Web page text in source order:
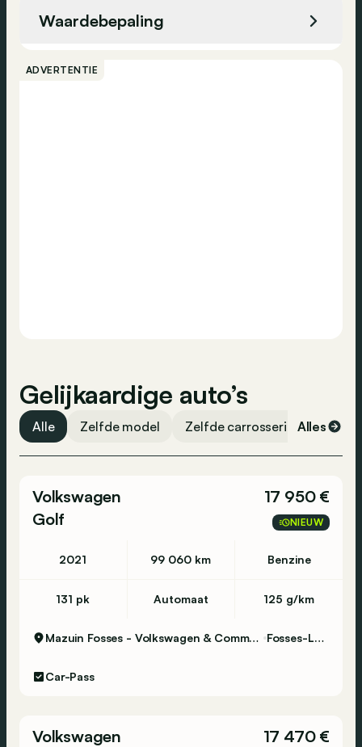
Waardebepaling
ADVERTENTIE
Gelijkaardige auto’s
Alle Zelfde model Zelfde carrosserievorm
Alles
Volkswagen
Golf
17 950 €
NIEUW
2021 99 060 km Benzine
131 pk Automaat 125 g/km
Mazuin Fosses - Volkswagen & Commercial Vehicles Fosses-La-Ville
Car-Pass
Volkswagen
17 470 €